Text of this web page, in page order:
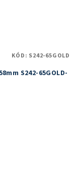
S242-65GOLD-
KÓD: S242-65GOLD